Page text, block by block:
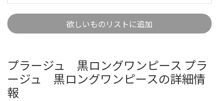
欲しいものリストに追加
プラージュ 黒ロングワンピース プラ
ージュ 黒ロングワンピースの詳細情
報